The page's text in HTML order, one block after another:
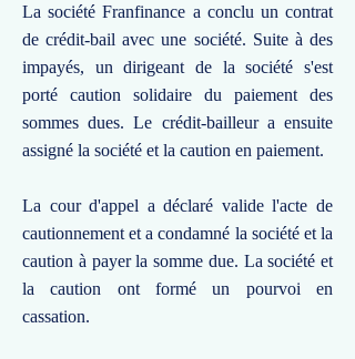
La société Franfinance a conclu un contrat
de crédit-bail avec une société. Suite à des
impayés, un dirigeant de la société s'est
porté caution solidaire du paiement des
sommes dues. Le crédit-bailleur a ensuite
assigné la société et la caution en paiement.
La cour d'appel a déclaré valide l'acte de
cautionnement et a condamné la société et la
caution à payer la somme due. La société et
la caution ont formé un pourvoi en
cassation.